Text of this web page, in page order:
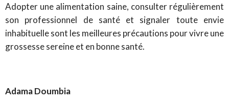
Adopter une alimentation saine, consulter régulièrement
son professionnel de santé et signaler toute envie
inhabituelle sont les meilleures précautions pour vivre une
grossesse sereine et en bonne santé.
Adama Doumbia